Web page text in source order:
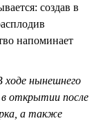
создав в
напоминает
ходе нынешнего
открытии после
а также